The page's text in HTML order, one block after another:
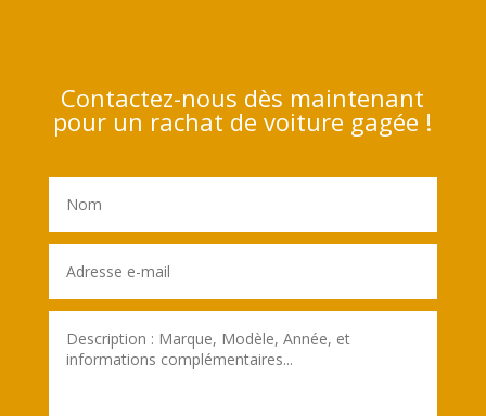
Contactez-nous dès maintenant
pour un rachat de voiture gagée !